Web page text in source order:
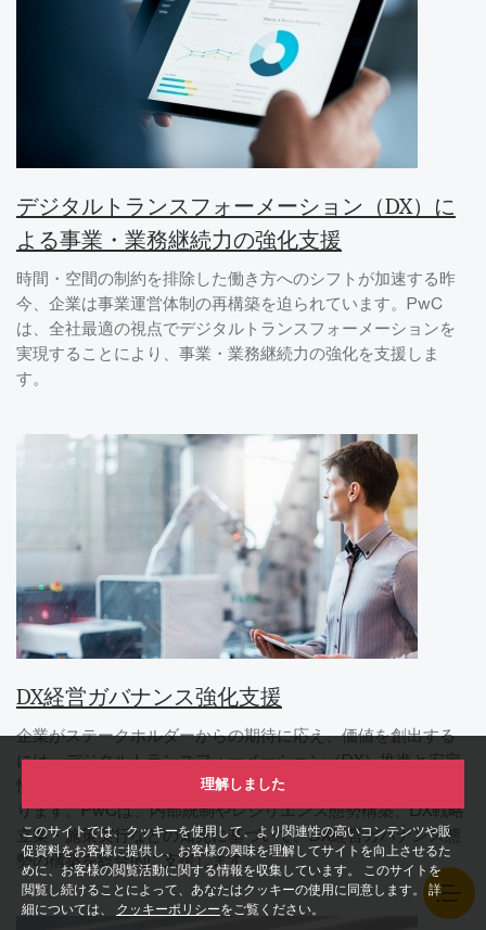
このサイトでは、クッキーを使用して、より関連性の高いコンテンツや販
促資料をお客様に提供し、お客様の興味を理解してサイトを向上させるた
めに、お客様の閲覧活動に関する情報を収集しています。 このサイトを
閲覧し続けることによって、あなたはクッキーの使用に同意します。 詳
細については、 クッキーポリシーをご覧ください。
理解しました
デジタルトランスフォーメーション（DX）に
よる事業・業務継続力の強化支援
時間・空間の制約を排除した働き方へのシフトが加速する昨
今、企業は事業運営体制の再構築を迫られています。PwC
は、全社最適の視点でデジタルトランスフォーメーションを
実現することにより、事業・業務継続力の強化を支援しま
す。
DX経営ガバナンス強化支援
企業がステークホルダーからの期待に応え、価値を創出する
には、デジタルトランスフォーメーション（DX）推進と安定
性を高めるためのリスクガバナンスに対応していく必要があ
ります。PwCは、内部統制やレジリエンス態勢構築、DX戦略
立案・施策実行などの知見に基づいて、DX経営ガバナンス態
勢の構築を総合的に支援します。